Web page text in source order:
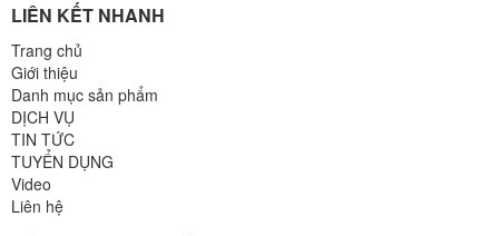
LIÊN KẾT NHANH
Trang chủ
Giới thiệu
Danh mục sản phẩm
DỊCH VỤ
TIN TỨC
TUYỂN DỤNG
Video
Liên hệ